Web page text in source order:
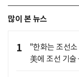
많이 본 뉴스
1
"한화는 조선
美에 조선 기술